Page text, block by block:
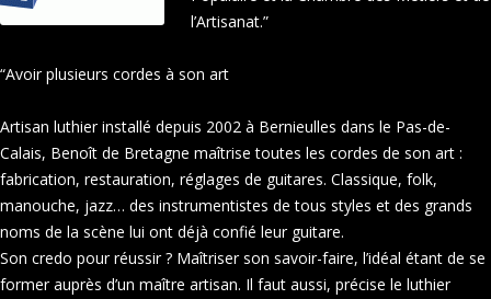
l’Artisanat.”
“Avoir plusieurs cordes à son art
Artisan luthier installé depuis 2002 à Bernieulles dans le Pas-de-
Calais, Benoît de Bretagne maîtrise toutes les cordes de son art :
fabrication, restauration, réglages de guitares. Classique, folk,
manouche, jazz… des instrumentistes de tous styles et des grands
noms de la scène lui ont déjà confié leur guitare.
Son credo pour réussir ? Maîtriser son savoir-faire, l’idéal étant de se
former auprès d’un maître artisan. Il faut aussi, précise le luthier